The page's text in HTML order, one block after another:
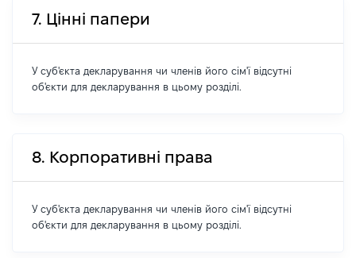
7. Цінні папери
У суб'єкта декларування чи членів його сім'ї відсутні
об'єкти для декларування в цьому розділі.
8. Корпоративні права
У суб'єкта декларування чи членів його сім'ї відсутні
об'єкти для декларування в цьому розділі.